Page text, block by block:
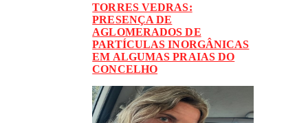
TORRES VEDRAS:
PRESENÇA DE
AGLOMERADOS DE
PARTÍCULAS INORGÂNICAS
EM ALGUMAS PRAIAS DO
CONCELHO